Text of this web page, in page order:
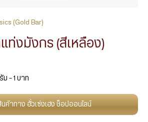
(Gold Bar)
ท่งมังกร (สีเหลือง)
– 1 บาท
ค้าทาง ฮั่วเซ่งเฮง ช็อปออนไลน์